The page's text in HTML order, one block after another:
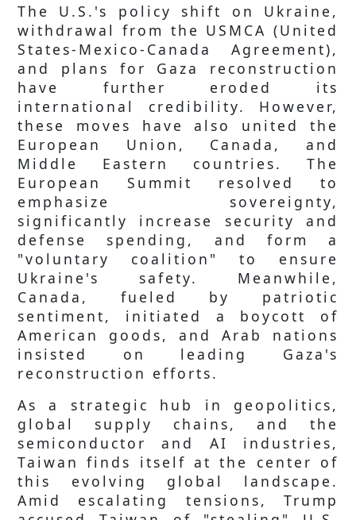
The U.S.'s policy shift on Ukraine,
withdrawal from the USMCA (United
States-Mexico-Canada Agreement),
and plans for Gaza reconstruction
have further eroded its
international credibility. However,
these moves have also united the
European Union, Canada, and
Middle Eastern countries. The
European Summit resolved to
emphasize sovereignty,
significantly increase security and
defense spending, and form a
"voluntary coalition" to ensure
Ukraine's safety. Meanwhile,
Canada, fueled by patriotic
sentiment, initiated a boycott of
American goods, and Arab nations
insisted on leading Gaza's
reconstruction efforts.
As a strategic hub in geopolitics,
global supply chains, and the
semiconductor and AI industries,
Taiwan finds itself at the center of
this evolving global landscape.
Amid escalating tensions, Trump